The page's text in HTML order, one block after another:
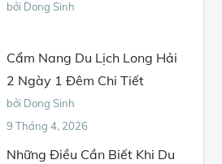
bởi Dong Sinh
Cẩm Nang Du Lịch Long Hải
2 Ngày 1 Đêm Chi Tiết
bởi Dong Sinh
9 Tháng 4, 2026
Những Điều Cần Biết Khi Du